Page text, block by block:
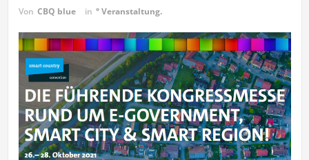
Von CBQ blue in ° Veranstaltung.